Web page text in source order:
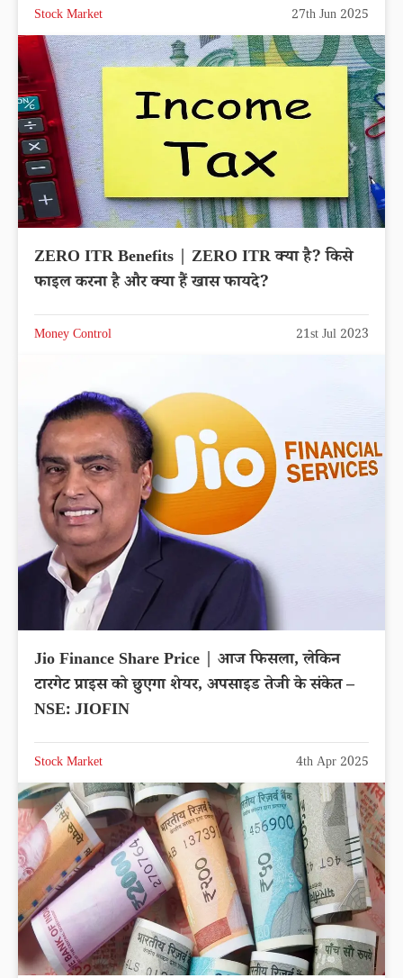
Stock Market 27th Jun 2025
ZERO ITR Benefits | ZERO ITR क्या है? किसे
फाइल करना है और क्या हैं खास फायदे?
Money Control 21st Jul 2023
Jio Finance Share Price | आज फिसला, लेकिन
टारगेट प्राइस को छुएगा शेयर, अपसाइड तेजी के संकेत –
NSE: JIOFIN
Stock Market 4th Apr 2025